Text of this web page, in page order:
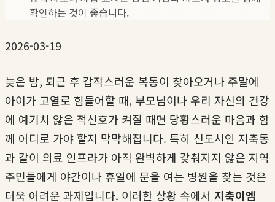
확인하는 것이 좋습니다.
2026-03-19
늦은 밤, 퇴근 후 갑작스러운 복통이 찾아오거나 주말에
아이가 고열로 힘들어할 때, 부모님이나 우리 자신의 건강
에 예기치 않은 적신호가 켜질 때면 당황스러운 마음과 함
께 어디로 가야 할지 막막해집니다. 특히 신도시인 지축동
과 같이 의료 인프라가 아직 완벽하게 갖춰지지 않은 지역
주민들에게 야간이나 휴일에 문을 여는 병원을 찾는 것은
더욱 어려운 과제입니다. 이러한 상황 속에서 지축이엠